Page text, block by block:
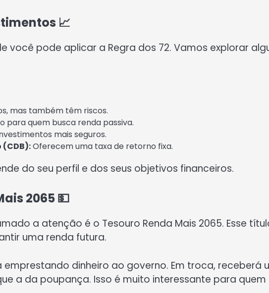
📈
você pode aplicar a Regra dos 72. Vamos explorar
mas também têm riscos.
para quem busca renda passiva.
mais seguros.
Oferecem uma taxa de retorno fixa.
do seu perfil e dos seus objetivos financeiros.
2065 💵
a atenção é o Tesouro Renda Mais 2065. Esse
uma renda futura.
dinheiro ao governo. Em troca, receberá
a da poupança. Isso é muito interessante para quem